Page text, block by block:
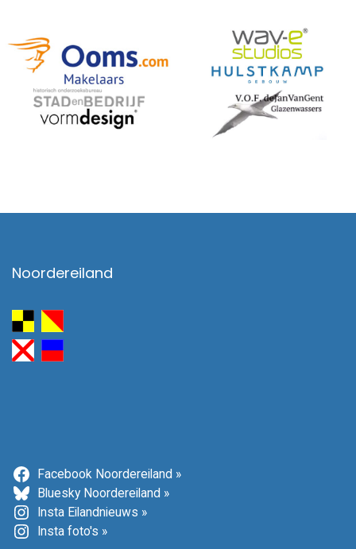
Noordereiland
Facebook Noordereiland »
Bluesky Noordereiland »
Insta Eilandnieuws »
Insta foto's »